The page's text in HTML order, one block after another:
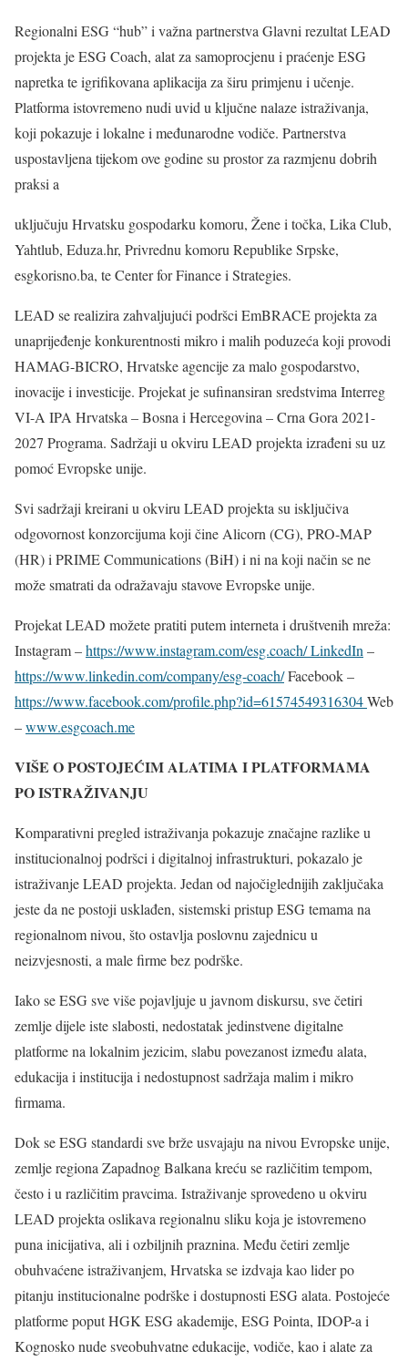
Regionalni ESG “hub” i važna partnerstva Glavni rezultat LEAD
projekta je ESG Coach, alat za samoprocjenu i praćenje ESG
napretka te igrifikovana aplikacija za širu primjenu i učenje.
Platforma istovremeno nudi uvid u ključne nalaze istraživanja,
koji pokazuje i lokalne i međunarodne vodiče. Partnerstva
uspostavljena tijekom ove godine su prostor za razmjenu dobrih
praksi a
uključuju Hrvatsku gospodarku komoru, Žene i točka, Lika Club,
Yahtlub, Eduza.hr, Privrednu komoru Republike Srpske,
esgkorisno.ba, te Center for Finance i Strategies.
LEAD se realizira zahvaljujući podršci EmBRACE projekta za
unaprijeđenje konkurentnosti mikro i malih poduzeća koji provodi
HAMAG-BICRO, Hrvatske agencije za malo gospodarstvo,
inovacije i investicije. Projekat je sufinansiran sredstvima Interreg
VI-A IPA Hrvatska – Bosna i Hercegovina – Crna Gora 2021-
2027 Programa. Sadržaji u okviru LEAD projekta izrađeni su uz
pomoć Evropske unije.
Svi sadržaji kreirani u okviru LEAD projekta su isključiva
odgovornost konzorcijuma koji čine Alicorn (CG), PRO-MAP
(HR) i PRIME Communications (BiH) i ni na koji način se ne
može smatrati da odražavaju stavove Evropske unije.
Projekat LEAD možete pratiti putem interneta i društvenih mreža:
Instagram –https://www.instagram.com/esg.coach/ LinkedIn –
https://www.linkedin.com/company/esg-coach/Facebook –
https://www.facebook.com/profile.php?id=61574549316304Web
–www.esgcoach.me
VIŠE O POSTOJEĆIM ALATIMA I PLATFORMAMA
PO ISTRAŽIVANJU
Komparativni pregled istraživanja pokazuje značajne razlike u
institucionalnoj podršci i digitalnoj infrastrukturi, pokazalo je
istraživanje LEAD projekta. Jedan od najočiglednijih zaključaka
jeste da ne postoji usklađen, sistemski pristup ESG temama na
regionalnom nivou, što ostavlja poslovnu zajednicu u
neizvjesnosti, a male firme bez podrške.
Iako se ESG sve više pojavljuje u javnom diskursu, sve četiri
zemlje dijele iste slabosti, nedostatak jedinstvene digitalne
platforme na lokalnim jezicim, slabu povezanost između alata,
edukacija i institucija i nedostupnost sadržaja malim i mikro
firmama.
Dok se ESG standardi sve brže usvajaju na nivou Evropske unije,
zemlje regiona Zapadnog Balkana kreću se različitim tempom,
često i u različitim pravcima. Istraživanje sprovedeno u okviru
LEAD projekta oslikava regionalnu sliku koja je istovremeno
puna inicijativa, ali i ozbiljnih praznina. Među četiri zemlje
obuhvaćene istraživanjem, Hrvatska se izdvaja kao lider po
pitanju institucionalne podrške i dostupnosti ESG alata. Postojeće
platforme poput HGK ESG akademije, ESG Pointa, IDOP-a i
Kognosko nude sveobuhvatne edukacije, vodiče, kao i alate za